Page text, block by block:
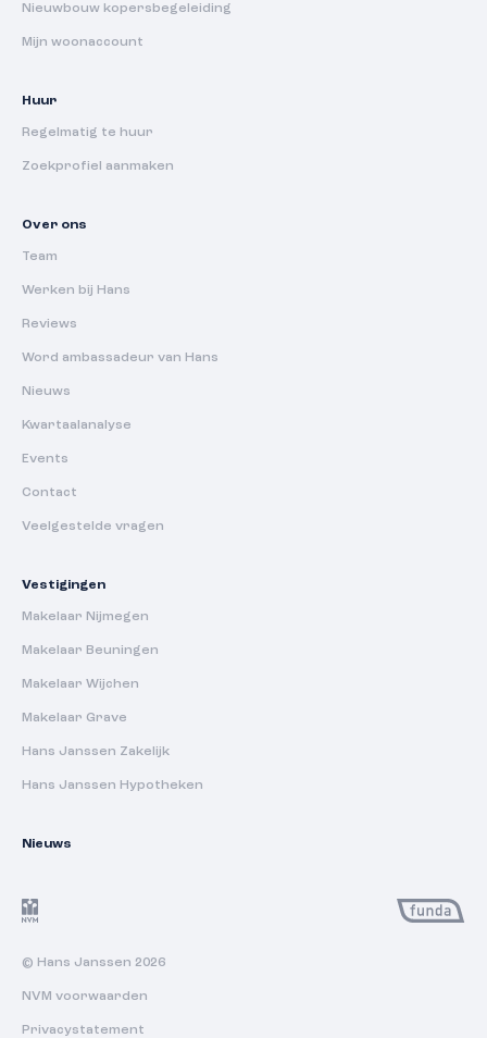
Nieuwbouw kopersbegeleiding
Mijn woonaccount
Huur
Regelmatig te huur
Zoekprofiel aanmaken
Over ons
Team
Werken bij Hans
Reviews
Word ambassadeur van Hans
Nieuws
Kwartaalanalyse
Events
Contact
Veelgestelde vragen
Vestigingen
Makelaar Nijmegen
Makelaar Beuningen
Makelaar Wijchen
Makelaar Grave
Hans Janssen Zakelijk
Hans Janssen Hypotheken
Nieuws
© Hans Janssen 2026
NVM voorwaarden
Privacystatement